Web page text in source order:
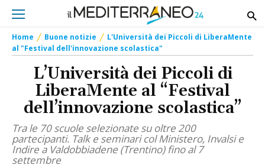
Home Buone notizie
L'Università dei Piccoli di LiberaMente
al "Festival dell'innovazione scolastica"
L’Università dei Piccoli di
LiberaMente al “Festival
dell’innovazione scolastica”
Tra le 70 scuole selezionate su oltre 200
partecipanti. Talk e seminari col Ministero, Invalsi e
Indire a Valdobbiadene (Trentino) fino al 7
settembre